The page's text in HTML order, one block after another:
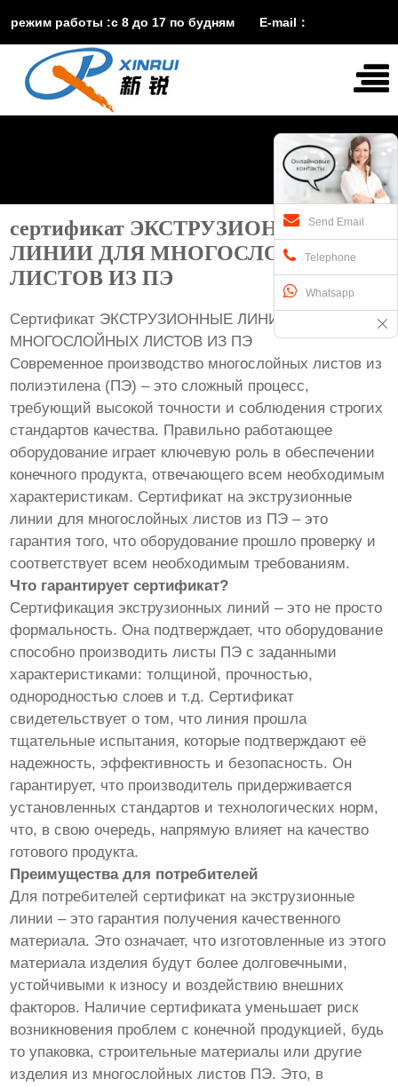
режим работы :с 8 до 17 по будням E-mail：
vira@xinruisuji.comWhatsApp： 
сертификат ЭКСТРУЗИОННЫЕ
ЛИНИИ ДЛЯ МНОГОСЛОЙНЫХ
ЛИСТОВ ИЗ ПЭ
Сертификат ЭКСТРУЗИОННЫЕ ЛИНИИ ДЛЯ
МНОГОСЛОЙНЫХ ЛИСТОВ ИЗ ПЭ
Современное производство многослойных листов из
полиэтилена (ПЭ) – это сложный процесс,
требующий высокой точности и соблюдения строгих
стандартов качества. Правильно работающее
оборудование играет ключевую роль в обеспечении
конечного продукта, отвечающего всем необходимым
характеристикам. Сертификат на экструзионные
линии для многослойных листов из ПЭ – это
гарантия того, что оборудование прошло проверку и
соответствует всем необходимым требованиям.
Что гарантирует сертификат?
Сертификация экструзионных линий – это не просто
формальность. Она подтверждает, что оборудование
способно производить листы ПЭ с заданными
характеристиками: толщиной, прочностью,
однородностью слоев и т.д. Сертификат
свидетельствует о том, что линия прошла
тщательные испытания, которые подтверждают её
надежность, эффективность и безопасность. Он
гарантирует, что производитель придерживается
установленных стандартов и технологических норм,
что, в свою очередь, напрямую влияет на качество
готового продукта.
Преимущества для потребителей
Для потребителей сертификат на экструзионные
линии – это гарантия получения качественного
материала. Это означает, что изготовленные из этого
материала изделия будут более долговечными,
устойчивыми к износу и воздействию внешних
факторов. Наличие сертификата уменьшает риск
возникновения проблем с конечной продукцией, будь
то упаковка, строительные материалы или другие
изделия из многослойных листов ПЭ. Это, в
Send Email
Telephone
Whatsapp